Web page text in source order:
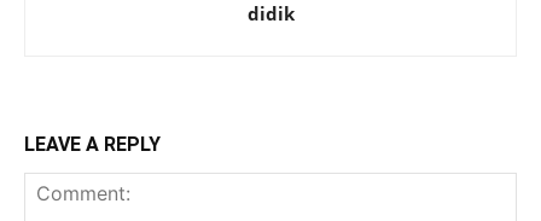
didik
LEAVE A REPLY